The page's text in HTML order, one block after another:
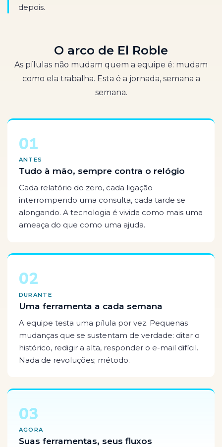
depois.
O arco de El Roble
As pílulas não mudam quem a equipe é: mudam
como ela trabalha. Esta é a jornada, semana a
semana.
01
ANTES
Tudo à mão, sempre contra o relógio
Cada relatório do zero, cada ligação
interrompendo uma consulta, cada tarde se
alongando. A tecnologia é vivida como mais uma
ameaça do que como uma ajuda.
02
DURANTE
Uma ferramenta a cada semana
A equipe testa uma pílula por vez. Pequenas
mudanças que se sustentam de verdade: ditar o
histórico, redigir a alta, responder o e-mail difícil.
Nada de revoluções; método.
03
AGORA
Suas ferramentas, seus fluxos